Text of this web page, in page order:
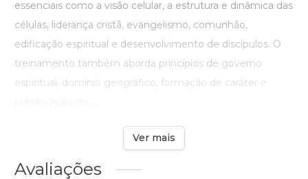
essenciais como a visão celular, a estrutura e dinâmica das
células, liderança cristã, evangelismo, comunhão,
edificação espiritual e desenvolvimento de discípulos. O
treinamento também aborda princípios de governo
espiritual, domínio geográfico, formação de caráter e
Ver mais
Avaliações